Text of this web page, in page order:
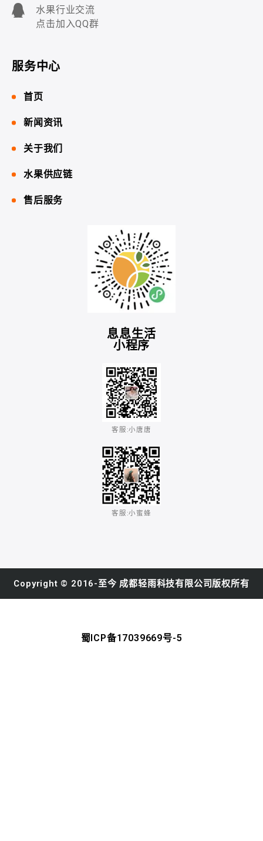
水果行业交流
点击加入QQ群
服务中心
首页
新闻资讯
关于我们
水果供应链
售后服务
息息生活
小程序
客服:小唐唐​
客服:小蜜蜂​
Copyright © 2016-至今 成都轻雨科技有限公司版权所有
蜀ICP备17039669号-5